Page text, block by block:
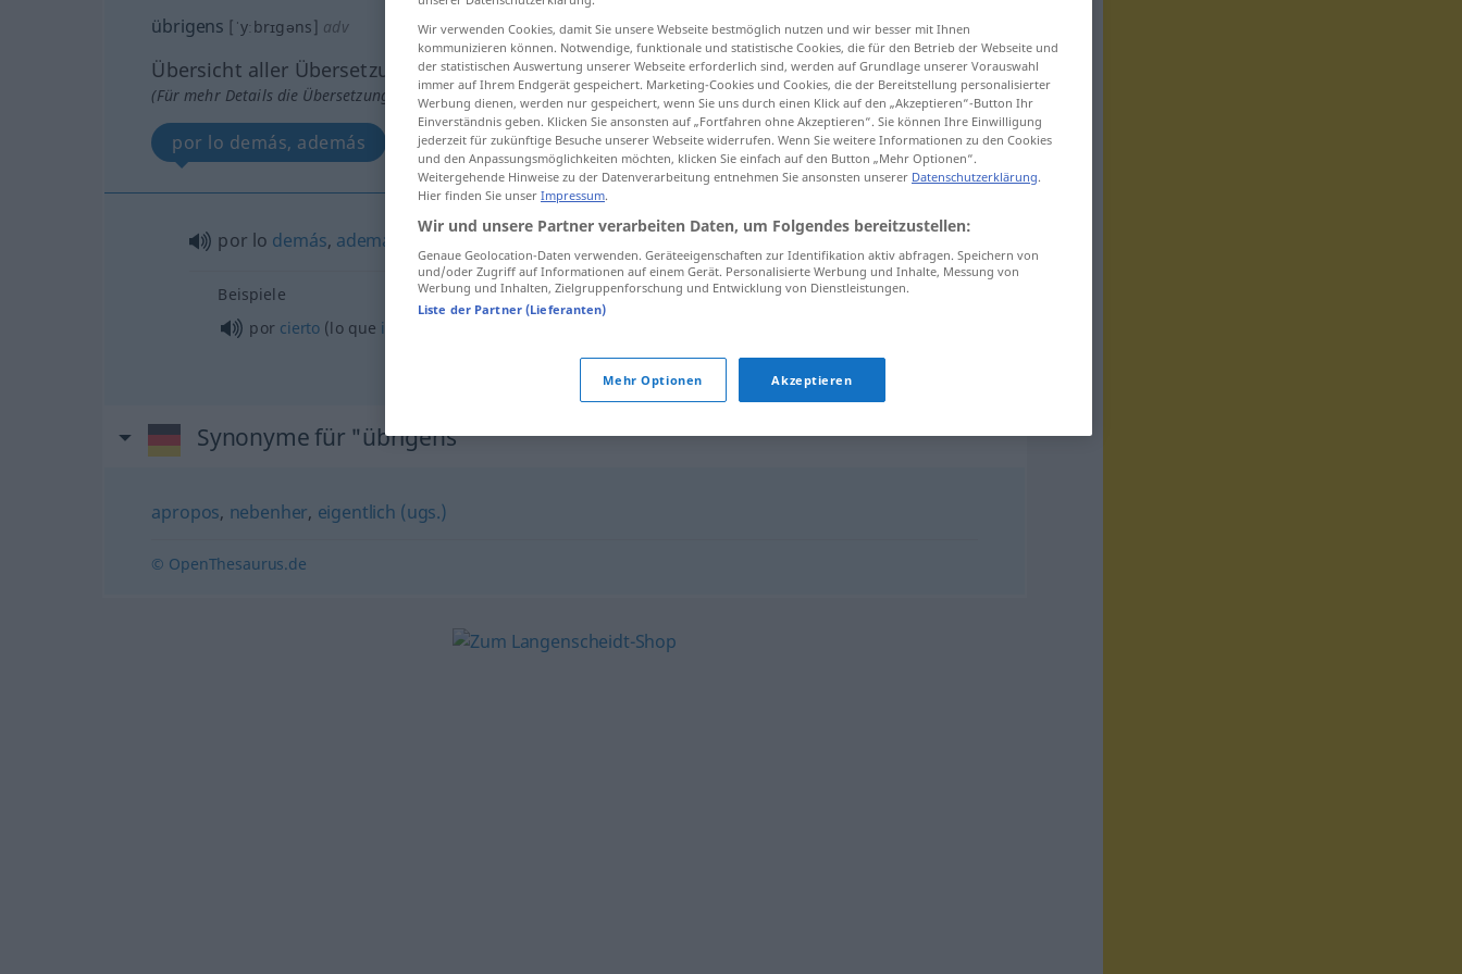
übrigens [ˈyːbrɪgəns] adv
Übersicht aller Übersetzungen
(Für mehr Details die Übersetzung anklicken/antippen)
por lo demás, además
por lo demás, además
Beispiele
por cierto (lo que iba
wollte)
Synonyme für "übrigens"
apropos, nebenher, eigentlich (ugs.)
© OpenThesaurus.de
Wir verwenden Cookies, damit Sie unsere Webseite bestmöglich nutzen und wir besser mit Ihnen
kommunizieren können. Notwendige, funktionale und statistische Cookies, die für den Betrieb der Webseite und
der statistischen Auswertung unserer Webseite erforderlich sind, werden auf Grundlage unserer Vorauswahl
immer auf Ihrem Endgerät gespeichert. Marketing-Cookies und Cookies, die der Bereitstellung personalisierter
Werbung dienen, werden nur gespeichert, wenn Sie uns durch einen Klick auf den „Akzeptieren“-Button Ihr
Einverständnis geben. Klicken Sie ansonsten auf „Fortfahren ohne Akzeptieren“. Sie können Ihre Einwilligung
jederzeit für zukünftige Besuche unserer Webseite widerrufen. Wenn Sie weitere Informationen zu den Cookies
und den Anpassungsmöglichkeiten möchten, klicken Sie einfach auf den Button „Mehr Optionen“.
Weitergehende Hinweise zu der Datenverarbeitung entnehmen Sie ansonsten unserer Datenschutzerklärung.
Hier finden Sie unser Impressum.
Wir und unsere Partner verarbeiten Daten, um Folgendes bereitzustellen:
Genaue Geolocation-Daten verwenden. Geräteeigenschaften zur Identifikation aktiv abfragen. Speichern von
und/oder Zugriff auf Informationen auf einem Gerät. Personalisierte Werbung und Inhalte, Messung von
Werbung und Inhalten, Zielgruppenforschung und Entwicklung von Dienstleistungen.
Liste der Partner (Lieferanten)
Mehr Optionen Akzeptieren